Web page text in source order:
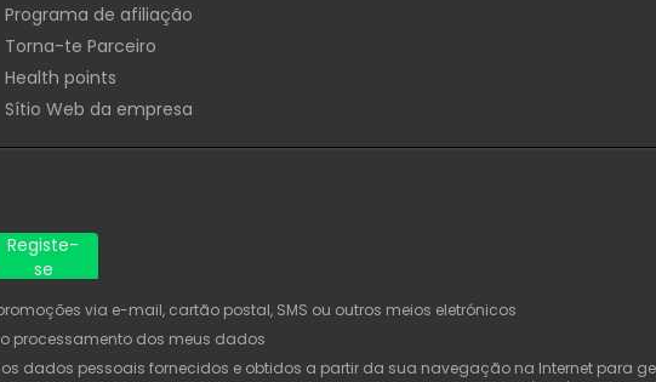
Programa de afiliação
Torna-te Parceiro
Health points
Sítio Web da empresa
Registe-
se
via e-mail, cartão postal, SMS ou outros meios eletrónicos
processamento dos meus dados
dados pessoais fornecidos e obtidos a partir da sua navegação na Internet para